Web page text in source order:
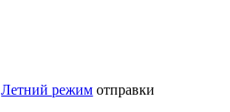
Летний режим отправки